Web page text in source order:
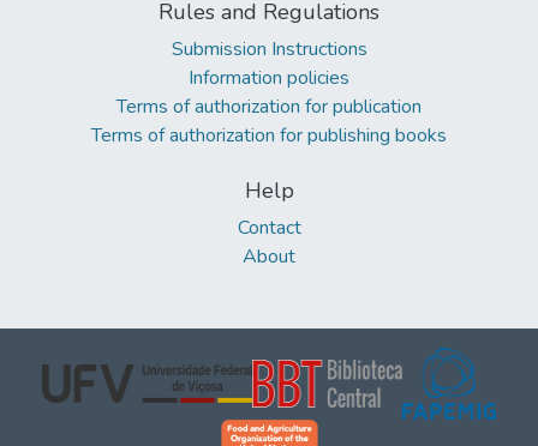
Rules and Regulations
Submission Instructions
Information policies
Terms of authorization for publication
Terms of authorization for publishing books
Help
Contact
About